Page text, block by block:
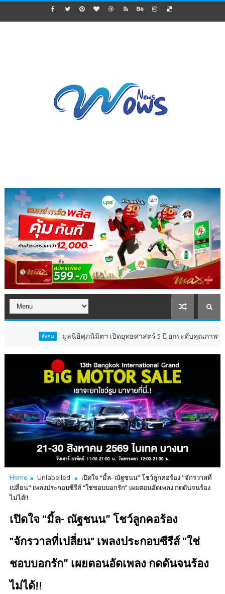
มูลนิธิศุภนิมิตฯ เปิดยุทธศาสตร์ 5 ปี ยกระดับคุณภาพชีวิต ‘เด็ก 4
Home Unlabelled
เปิดใจ “มิ้ล- ณัฐชนน” โชว์ลูกคอร้อง "จักรวาลที่
เปลี่ยน" เพลงประกอบซีรีส์ “ใช่ชอบบอกรัก” เผยตอนอัดเพลง กดดันจนร้อง
ไม่ได้!!
เปิดใจ “มิ้ล- ณัฐชนน” โชว์ลูกคอร้อง
"จักรวาลที่เปลี่ยน" เพลงประกอบซีรีส์ “ใช่
ชอบบอกรัก” เผยตอนอัดเพลง กดดันจนร้อง
ไม่ได้!!